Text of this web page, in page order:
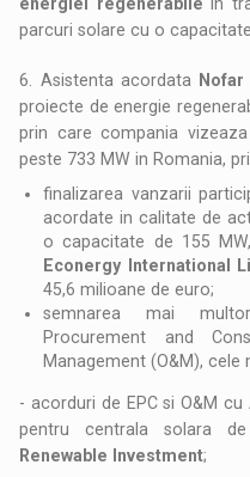
parcuri solare cu o
6. Asistenta acordata
proiecte de energie
prin care compania
peste 733 MW in Romania,
finalizarea vanzarii
acordate in calitate de
o capacitate de 155
Econergy International
45,6 milioane de euro;
semnarea mai
Procurement and
Management (O&M), cele
- acorduri de EPC si O&M cu
pentru centrala solara
Renewable Investment;